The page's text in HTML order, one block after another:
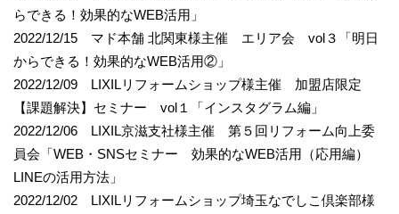
らできる！効果的なWEB活用」
2022/12/15 マド本舗 北関東様主催 エリア会 vol３「明日
からできる！効果的なWEB活用②」
2022/12/09 LIXILリフォームショップ様主催 加盟店限定
【課題解決】セミナー vol１「インスタグラム編」
2022/12/06 LIXIL京滋支社様主催 第５回リフォーム向上委
員会「WEB・SNSセミナー 効果的なWEB活用（応用編）
LINEの活用方法」
2022/12/02 LIXILリフォームショップ埼玉なでしこ倶楽部様